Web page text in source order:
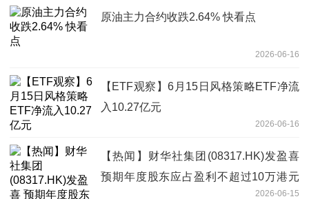
原油主力合约收跌2.64% 快看点
2026-06-16
【ETF观察】6月15日风格策略ETF净流
入10.27亿元
2026-06-16
【热闻】财华社集团(08317.HK)发盈喜
预期年度股东应占盈利不超过10万港元
2026-06-15